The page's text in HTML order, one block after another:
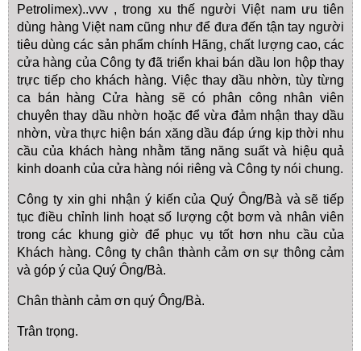
Petrolimex)..vvv , trong xu thế người Việt nam ưu tiên
dùng hàng Việt nam cũng như để đưa đến tận tay người
tiêu dùng các sản phẩm chính Hãng, chất lượng cao, các
cửa hàng của Công ty đã triển khai bán dầu lon hộp thay
trực tiếp cho khách hàng. Việc thay dầu nhờn, tùy từng
ca bán hàng Cửa hàng sẽ có phân công nhân viên
chuyên thay dầu nhờn hoặc để vừa đảm nhận thay dầu
nhờn, vừa thực hiện bán xăng dầu đáp ứng kịp thời nhu
cầu của khách hàng nhằm tăng năng suất và hiệu quả
kinh doanh của cửa hàng nói riêng và Công ty nói chung.
Công ty xin ghi nhận ý kiến của Quý Ông/Bà và sẽ tiếp
tục điều chỉnh linh hoạt số lượng cột bơm và nhân viên
trong các khung giờ để phục vụ tốt hơn nhu cầu của
Khách hàng. Công ty chân thành cảm ơn sự thông cảm
và góp ý của Quý Ông/Bà.
Chân thành cảm ơn quý Ông/Bà.
Trân trọng.